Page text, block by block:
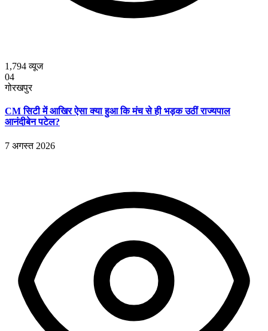
1,794व्यूज
04
गोरखपुर
CM सिटी में आखिर ऐसा क्या हुआ कि मंच से ही भड़क उठीं राज्यपाल
आनंदीबेन पटेल?
7 अगस्त 2026